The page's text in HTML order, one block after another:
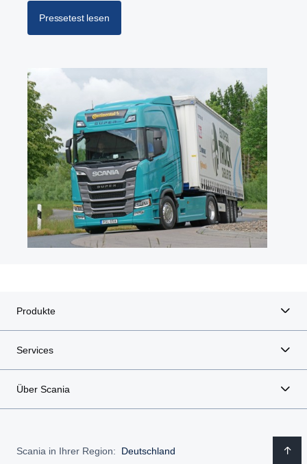
Pressetest lesen
Produkte
Services
Über Scania
Scania in Ihrer Region: Deutschland